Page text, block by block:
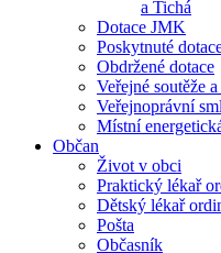
a Tichá
Dotace JMK
Poskytnuté
Obdržené dotace
Veřejné soutěže
Veřejnoprávní
Místní
Občan
Život v obci
Praktický lékař
Dětský lékař
Pošta
Občasník